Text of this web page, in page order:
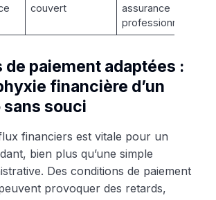
couvert
assurance
professionnelle
de paiement adaptées :
financière d’un
sans souci
financiers est vitale pour un
bien plus qu’une simple
Des conditions de paiement
provoquer des retards,